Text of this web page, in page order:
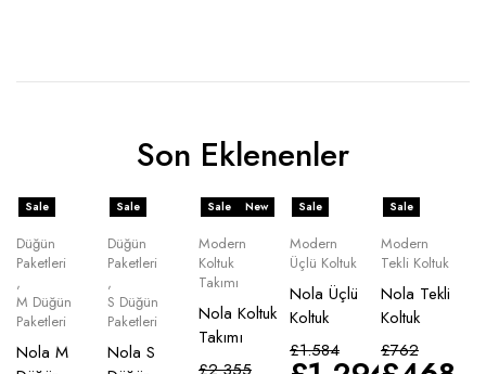
Son Eklenenler
Sale
Düğün
Paketleri
,
M Düğün
Paketleri
Nola M
Sale
Düğün
Paketleri
,
S Düğün
Paketleri
Nola S
Sale New
Modern
Koltuk
Takımı
Nola Koltuk
Takımı
Sale
Modern
Üçlü Koltuk
Nola Üçlü
Koltuk
£1.584
Sale
Modern
Tekli Koltuk
Nola Tekli
Koltuk
£762